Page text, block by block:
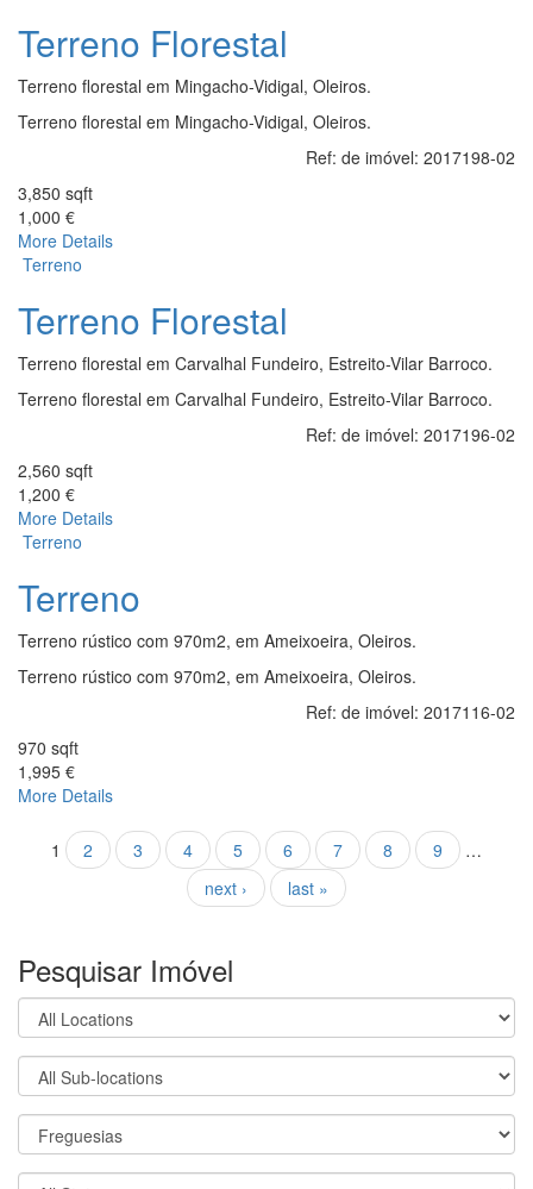
Terreno Florestal
Terreno florestal em Mingacho-Vidigal, Oleiros.
Terreno florestal em Mingacho-Vidigal, Oleiros.
Ref: de imóvel: 2017198-02
3,850 sqft
1,000 €
More Details
Terreno
Terreno Florestal
Terreno florestal em Carvalhal Fundeiro, Estreito-Vilar Barroco.
Terreno florestal em Carvalhal Fundeiro, Estreito-Vilar Barroco.
Ref: de imóvel: 2017196-02
2,560 sqft
1,200 €
More Details
Terreno
Terreno
Terreno rústico com 970m2, em Ameixoeira, Oleiros.
Terreno rústico com 970m2, em Ameixoeira, Oleiros.
Ref: de imóvel: 2017116-02
970 sqft
1,995 €
More Details
Pages
1 2 3 4 5 6 7 8 9
…
next ›
last »
Pesquisar Imóvel